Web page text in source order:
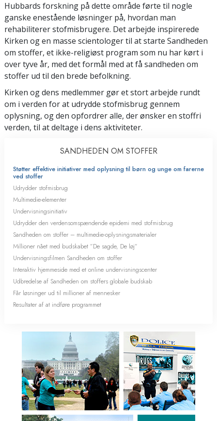
Hubbards forskning på dette område førte til nogle
ganske enestående løsninger på, hvordan man
rehabiliterer stofmisbrugere. Det arbejde inspirerede
Kirken og en masse scientologer til at starte Sandheden
om stoffer, et ikke-religiøst program som nu har kørt i
over tyve år, med det formål med at få sandheden om
stoffer ud til den brede befolkning.
Kirken og dens medlemmer gør et stort arbejde rundt
om i verden for at udrydde stofmisbrug gennem
oplysning, og den opfordrer alle, der ønsker en stoffri
verden, til at deltage i dens aktiviteter.
SANDHEDEN OM STOFFER
Støtter effektive initiativer med oplysning til børn og unge om farerne
ved stoffer
Udrydder stofmisbrug
Multimedie-elementer
Undervisningsinitiativ
Udrydder den verdensomspændende epidemi med stofmisbrug
Sandheden om stoffer – multimedie-oplysningsmaterialer
Millioner nået med budskabet ”De sagde, De løj”
Undervisningsfilmen Sandheden om stoffer
Interaktiv hjemmeside med et online undervisningscenter
Udbredelse af Sandheden om stoffers globale budskab
Får løsninger ud til millioner af mennesker
Resultater af at indføre programmet